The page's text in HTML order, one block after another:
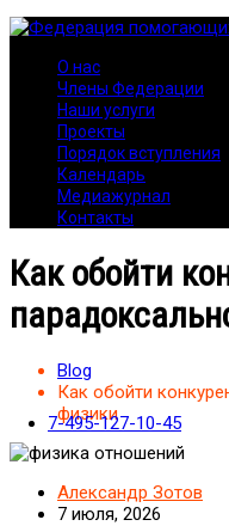
7-495-127-10-45
О нас
Члены Федерации
Наши услуги
Проекты
Порядок вступления
Календарь
Медиажурнал
Контакты
Как обойти
Blog
Как обойти
физики
Александр Зотов
7 июля, 2026